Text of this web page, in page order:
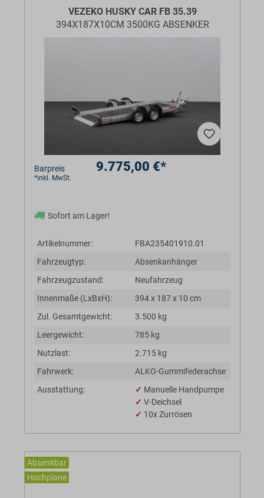
VEZEKO HUSKY CAR FB 35.39
394X187X10CM 3500KG ABSENKER
Barpreis 9.775,00 €*
*inkl. MwSt.
Sofort am Lager!
Artikelnummer:
FBA235401910.01
Fahrzeugtyp:
Absenkanhänger
Fahrzeugzustand:
Neufahrzeug
Innenmaße (LxBxH):
394 x 187 x 10 cm
Zul. Gesamtgewicht:
3.500 kg
Leergewicht:
785 kg
Nutzlast:
2.715 kg
Fahrwerk:
ALKO-Gummifederachse
Ausstattung:
✓ Manuelle Handpumpe
✓ V-Deichsel
✓ 10x Zurrösen
Absenkbar
Hochplane